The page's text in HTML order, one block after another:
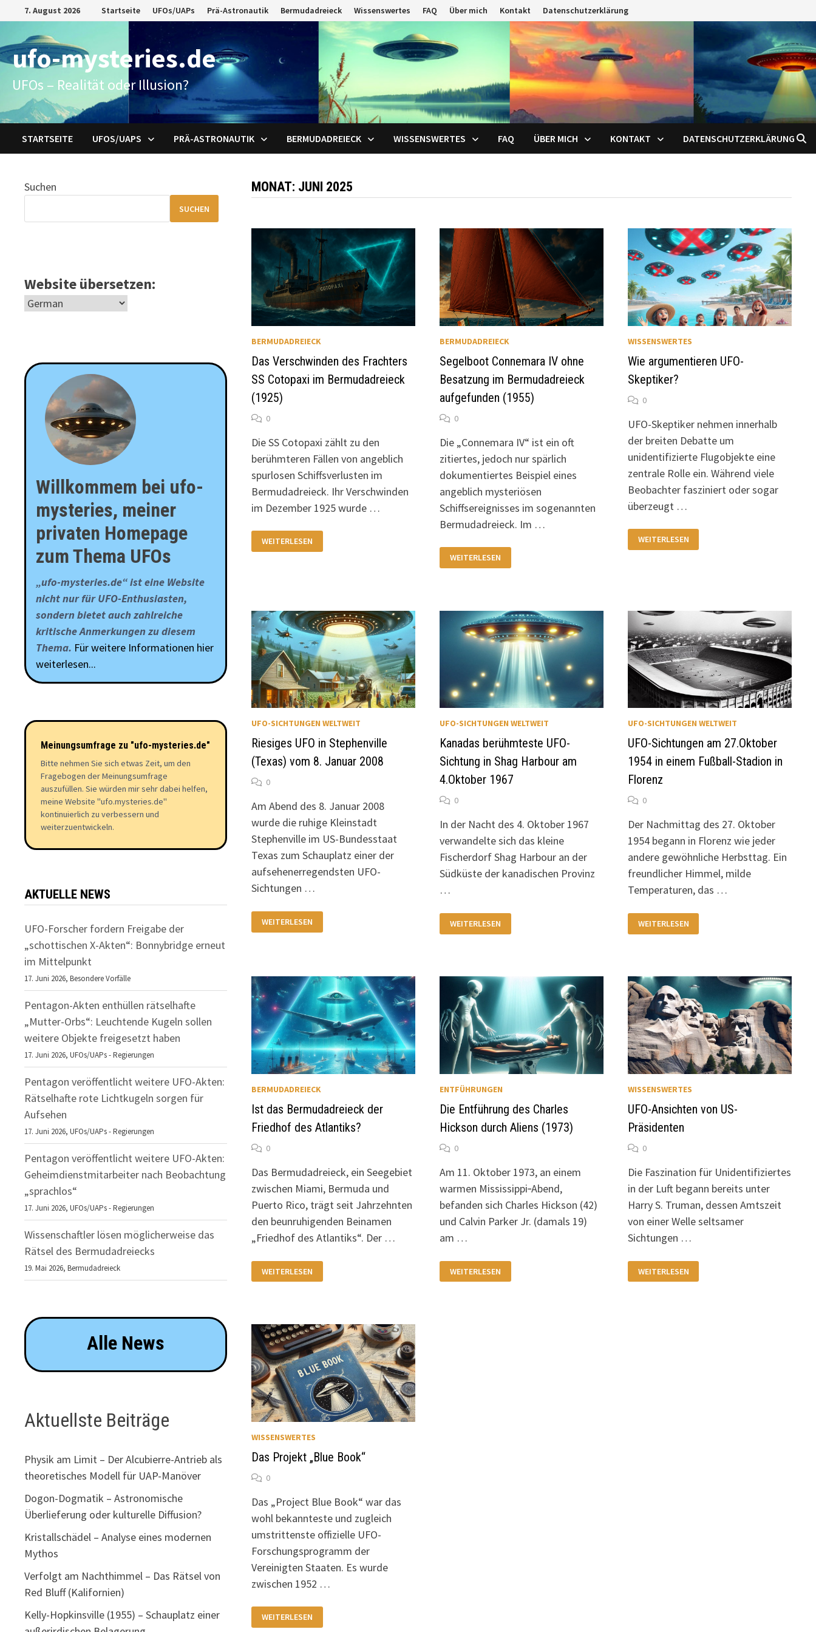
Inhalt
springen
7. August 2026 Startseite UFOs/UAPs Prä-Astronautik Bermudadreieck Wissenswertes FAQ Über mich Kontakt Datenschutzerklärung
ufo-mysteries.de
UFOs – Realität oder Illusion?
STARTSEITE UFOS/UAPS PRÄ-ASTRONAUTIK BERMUDADREIECK WISSENSWERTES FAQ ÜBER MICH KONTAKT DATENSCHUTZERKLÄRUNG
MONAT: JUNI 2025
BERMUDADREIECK
Das Verschwinden des Frachters
SS Cotopaxi im Bermudadreieck
(1925)
0
Die SS Cotopaxi zählt zu den
berühmteren Fällen von angeblich
spurlosen Schiffsverlusten im
Bermudadreieck. Ihr Verschwinden
im Dezember 1925 wurde …
DAS
VERSCHWINDEN
DES
WEITERLESEN
BERMUDADREIECK
Segelboot Connemara IV ohne
Besatzung im Bermudadreieck
aufgefunden (1955)
0
Die „Connemara IV“ ist ein oft
zitiertes, jedoch nur spärlich
dokumentiertes Beispiel eines
angeblich mysteriösen
Schiffsereignisses im sogenannten
Bermudadreieck. Im …
SEGELBOOT
CONNEMARA
IV
AUFGEFUNDEN
(1955)
WEITERLESEN
WISSENSWERTES
Wie argumentieren UFO-
Skeptiker?
0
UFO-Skeptiker nehmen innerhalb
der breiten Debatte um
unidentifizierte Flugobjekte eine
zentrale Rolle ein. Während viele
Beobachter fasziniert oder sogar
überzeugt …
WIE
ARGUMENTIEREN
UFO-
WEITERLESEN
UFO-SICHTUNGEN WELTWEIT
Riesiges UFO in Stephenville
(Texas) vom 8. Januar 2008
0
Am Abend des 8. Januar 2008
wurde die ruhige Kleinstadt
Stephenville im US-Bundesstaat
Texas zum Schauplatz einer der
aufsehenerregendsten UFO-
Sichtungen …
UFO
IN
JANUAR
2008
WEITERLESEN
UFO-SICHTUNGEN WELTWEIT
Kanadas berühmteste UFO-
Sichtung in Shag Harbour am
4.Oktober 1967
0
In der Nacht des 4. Oktober 1967
verwandelte sich das kleine
Fischerdorf Shag Harbour an der
Südküste der kanadischen Provinz
…
BERÜHMTESTE
UFO-
AM
4.OKTOBER
1967
WEITERLESEN
UFO-SICHTUNGEN WELTWEIT
UFO-Sichtungen am 27.Oktober
1954 in einem Fußball-Stadion in
Florenz
0
Der Nachmittag des 27. Oktober
1954 begann in Florenz wie jeder
andere gewöhnliche Herbsttag. Ein
freundlicher Himmel, milde
Temperaturen, das …
SICHTUNGEN
AM
FUSSBALL-S
TADION I
N F
LORENZ
WEITERLESEN
BERMUDADREIECK
Ist das Bermudadreieck der
Friedhof des Atlantiks?
0
Das Bermudadreieck, ein Seegebiet
zwischen Miami, Bermuda und
Puerto Rico, trägt seit Jahrzehnten
den beunruhigenden Beinamen
„Friedhof des Atlantiks“. Der …
DAS
BERMUDADREIECK
WEITERLESEN
ENTFÜHRUNGEN
Die Entführung des Charles
Hickson durch Aliens (1973)
0
Am 11. Oktober 1973, an einem
warmen Mississippi‑Abend,
befanden sich Charles Hickson (42)
und Calvin Parker Jr. (damals 19)
am …
ENTFÜHRUNG
DES
WEITERLESEN
WISSENSWERTES
UFO-Ansichten von US-
Präsidenten
0
Die Faszination für Unidentifiziertes
in der Luft begann bereits unter
Harry S. Truman, dessen Amtszeit
von einer Welle seltsamer
Sichtungen …
ANSICHTEN
VON
WEITERLESEN
WISSENSWERTES
Das Projekt „Blue Book“
0
Das „Project Blue Book“ war das
wohl bekannteste und zugleich
umstrittenste offizielle UFO-
Forschungsprogramm der
Vereinigten Staaten. Es wurde
zwischen 1952 …
DAS
PROJEKT
„BLUE
WEITERLESEN
Suchen
SUCHEN
Website übersetzen:
Willkommem bei ufo-
mysteries, meiner
privaten Homepage
zum Thema UFOs
„ufo-mysteries.de“ ist eine Website
nicht nur für UFO-Enthusiasten,
sondern bietet auch zahlreiche
kritische Anmerkungen zu diesem
Thema. Für weitere Informationen hier
weiterlesen...
Meinungsumfrage zu "ufo-mysteries.de"
Bitte nehmen Sie sich etwas Zeit, um den
Fragebogen der Meinungsumfrage
auszufüllen. Sie würden mir sehr dabei helfen,
meine Website "ufo.mysteries.de"
kontinuierlich zu verbessern und
weiterzuentwickeln.
AKTUELLE NEWS
UFO-Forscher fordern Freigabe der
„schottischen X-Akten“: Bonnybridge erneut
im Mittelpunkt
17. Juni 2026,Besondere Vorfälle
Pentagon-Akten enthüllen rätselhafte
„Mutter-Orbs“: Leuchtende Kugeln sollen
weitere Objekte freigesetzt haben
17. Juni 2026,UFOs/UAPs - Regierungen
Pentagon veröffentlicht weitere UFO-Akten:
Rätselhafte rote Lichtkugeln sorgen für
Aufsehen
17. Juni 2026,UFOs/UAPs - Regierungen
Pentagon veröffentlicht weitere UFO-Akten:
Geheimdienstmitarbeiter nach Beobachtung
„sprachlos“
17. Juni 2026,UFOs/UAPs - Regierungen
Wissenschaftler lösen möglicherweise das
Rätsel des Bermudadreiecks
19. Mai 2026,Bermudadreieck
Alle News
Aktuellste Beiträge
Physik am Limit – Der Alcubierre-Antrieb als
theoretisches Modell für UAP-Manöver
Dogon-Dogmatik – Astronomische
Überlieferung oder kulturelle Diffusion?
Kristallschädel – Analyse eines modernen
Mythos
Verfolgt am Nachthimmel – Das Rätsel von
Red Bluff (Kalifornien)
Kelly-Hopkinsville (1955) – Schauplatz einer